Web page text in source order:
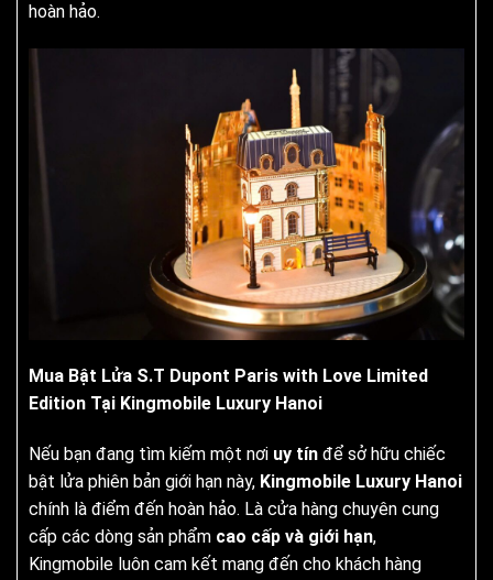
hoàn hảo.
Mua Bật Lửa S.T Dupont Paris with Love Limited
Edition Tại Kingmobile Luxury Hanoi
Nếu bạn đang tìm kiếm một nơi uy tín để sở hữu chiếc
bật lửa phiên bản giới hạn này, Kingmobile Luxury Hanoi
chính là điểm đến hoàn hảo. Là cửa hàng chuyên cung
cấp các dòng sản phẩm cao cấp và giới hạn,
Kingmobile luôn cam kết mang đến cho khách hàng